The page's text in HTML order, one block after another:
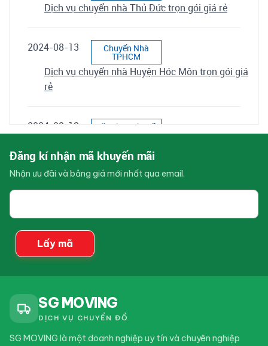
Dịch vụ chuyển nhà Thủ Đức trọn gói giá rẻ
2024-08-13 Chuyển Nhà
TPHCM
Dịch vụ chuyển nhà Huyện Hóc Môn trọn gói giá
rẻ
2024-08-13 Kiến Thức Chuyển
Nhà
Dịch vụ chuyển nhà Huyện Bình Chánh trọn gói
giá rẻ
Dịch vụ chuyển nhà Huyện Củ Chi trọn gói giá rẻ
Nhà
Đăng kí nhận mã khuyến mãi
Nhận ưu đãi và bảng giá mới nhất qua email.
Email
bạn
Lấy mã
SG MOVING
DỊCH VỤ CHUYỂN ĐỒ
SG MOVING là một doanh nghiệp uy tín và chuyên nghiệp